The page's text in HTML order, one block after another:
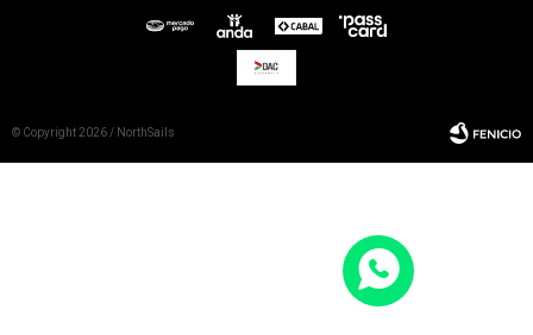
© Copyright 2026 / NorthSails